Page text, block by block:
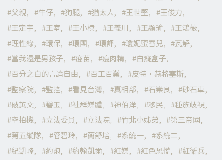
父親
牛仔 狗腿 猶太人 王世堅
王俊力
王定宇
王室 王小棣 王義川 王顯瑜
王鴻薇
理性綠
環保 環團 環評 瓊妮蜜雪兒
瓦解
當我還是男孩子
疫苗 瘦肉精
白癡盒子
百分之白的言論自由
百工百業
皮特·赫格塞斯
監察院
監控 看見台灣 真相部 石崇良
砂石車
破英文
碧玉 社群媒體 神伯洋 移民
種族歧視
空拍機
立法委員 立法院 竹北小姊弟
第三帝國
第五縱隊
管碧玲 簡舒培 系統一
系統二
紀凱峰
約炮 約翰凱爾 紅媒 紅色恐慌
紅衛兵